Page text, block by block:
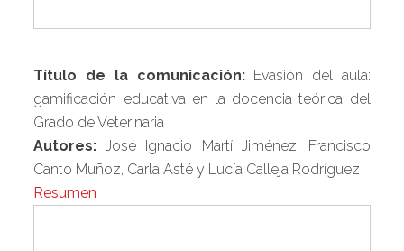
Título de la comunicación:Evasión del aula:
gamificación educativa en la docencia teórica del
Grado de Veterinaria
Autores: José Ignacio Martí Jiménez, Francisco
Canto Muñoz, Carla Asté y Lucía Calleja Rodríguez
Resumen